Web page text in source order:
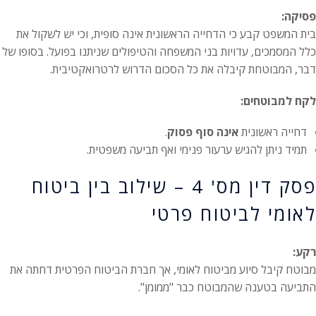
פסיקה:
בית המשפט קבע כי הדחייה הראשונית אינה סופית, וכי יש לשקול את
כלל המסמכים, עדויות בני המשפחה והטיפולים שניתנו בפועל. בסופו של
דבר, המבוטחת קיבלה את כל הסכום הדרוש לרטרואקטיבית.
לקח למבוטחים:
דחייה ראשוניתאינה סוף פסוק.
תמיד ניתן להגיש ערעור פנימי ואף תביעה משפטית.
פסק דין מס' 4 – שילוב בין ביטוח
לאומי לביטוח פרטי
רקע:
מבוטח קיבל סיוע מביטוח לאומי, אך חברת הביטוח הפרטית דחתה את
התביעה בטענה שהמבוטח כבר "ממומן".